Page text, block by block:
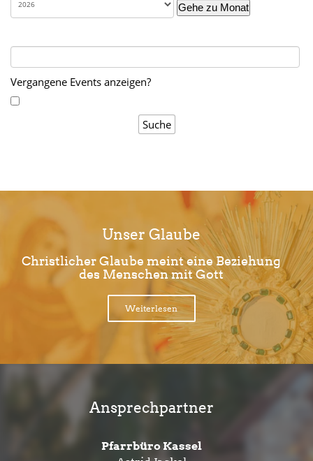
Gehe zu Monat
Vergangene Events anzeigen?
Unser Glaube
Christlicher Glaube meint eine Beziehung
des Menschen mit Gott
Weiterlesen
Ansprechpartner
Pfarrbüro Kassel